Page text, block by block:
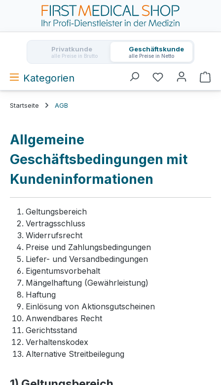
Zum Hauptinhalt springen
Privatkunde
alle Preise in Brutto
Geschäftskunde
alle Preise in Netto
Kategorien
Startseite AGB
Allgemeine
Geschäftsbedingungen mit
Kundeninformationen
Geltungsbereich
Vertragsschluss
Widerrufsrecht
Preise und Zahlungsbedingungen
Liefer- und Versandbedingungen
Eigentumsvorbehalt
Mängelhaftung (Gewährleistung)
Haftung
Einlösung von Aktionsgutscheinen
Anwendbares Recht
Gerichtsstand
Verhaltenskodex
Alternative Streitbeilegung